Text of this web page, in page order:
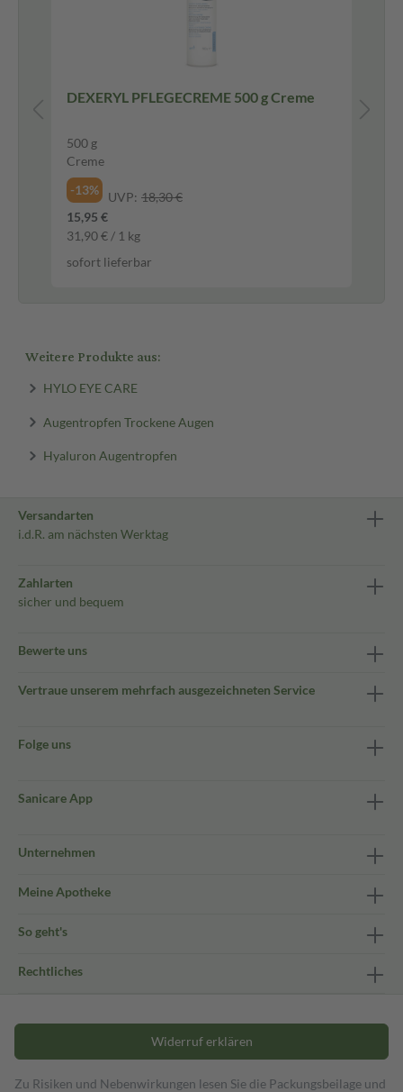
DEXERYL PFLEGECREME 500 g Creme
500 g
Creme
-13%
UVP: 18,30 €
15,95 €
31,90 € / 1 kg
sofort lieferbar
Weitere Produkte aus:
HYLO EYE CARE
Augentropfen Trockene Augen
Hyaluron Augentropfen
Versandarten
i.d.R. am nächsten Werktag
Zahlarten
sicher und bequem
Bewerte uns
Vertraue unserem mehrfach ausgezeichneten Service
Folge uns
Sanicare App
Unternehmen
Meine Apotheke
So geht's
Rechtliches
Widerruf erklären
Zu Risiken und Nebenwirkungen lesen Sie die Packungsbeilage und